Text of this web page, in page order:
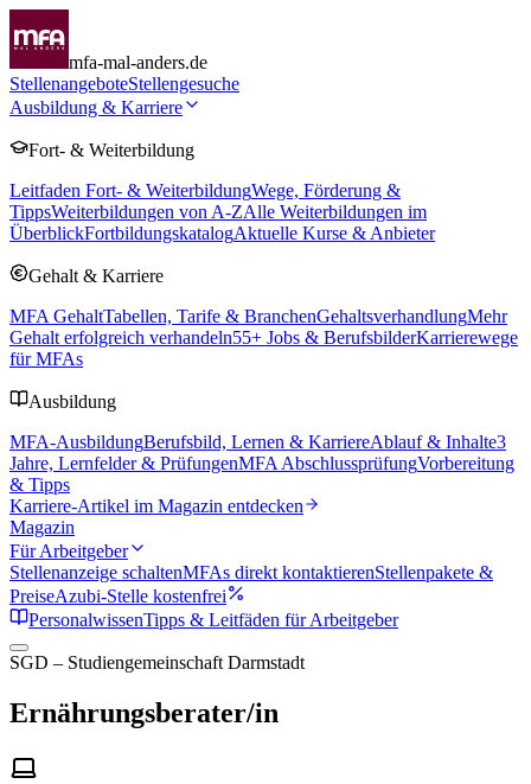
mfa-mal-anders.de
StellenangeboteStellengesuche
Ausbildung & Karriere
Fort- & Weiterbildung
Leitfaden Fort- & WeiterbildungWege, Förderung &
TippsWeiterbildungen von A-ZAlle Weiterbildungen im
ÜberblickFortbildungskatalogAktuelle Kurse & Anbieter
Gehalt & Karriere
MFA GehaltTabellen, Tarife & BranchenGehaltsverhandlungMehr
Gehalt erfolgreich verhandeln55+ Jobs & BerufsbilderKarrierewege
für MFAs
Ausbildung
MFA-AusbildungBerufsbild, Lernen & KarriereAblauf & Inhalte3
Jahre, Lernfelder & PrüfungenMFA AbschlussprüfungVorbereitung
& Tipps
Karriere-Artikel im Magazin entdecken
Magazin
Für Arbeitgeber
Stellenanzeige schaltenMFAs direkt kontaktierenStellenpakete &
PreiseAzubi-Stelle kostenfrei
PersonalwissenTipps & Leitfäden für Arbeitgeber
SGD – Studiengemeinschaft Darmstadt
Ernährungsberater/in